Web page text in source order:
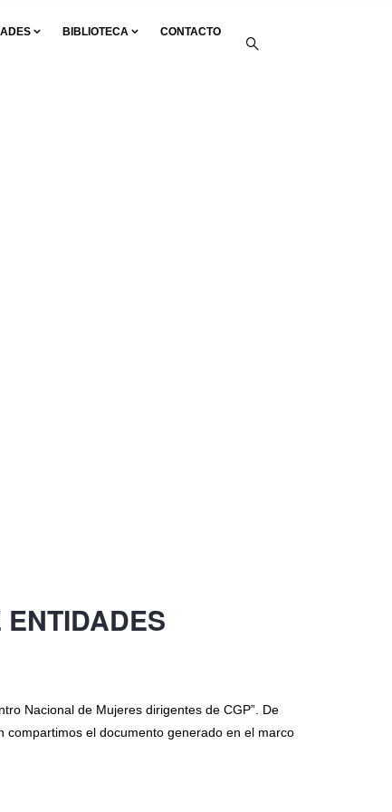
BIBLIOTECA CONTACTO
Nacional de Mujeres dirigentes de CGP”. De
compartimos el documento generado en el marco